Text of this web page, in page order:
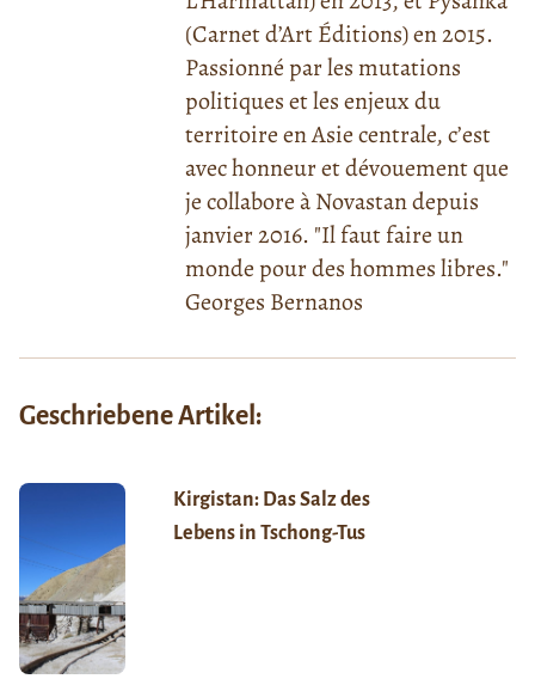
(Carnet d’Art Éditions) en 2015.
Passionné par les mutations
politiques et les enjeux du
territoire en Asie centrale, c’est
avec honneur et dévouement que
je collabore à Novastan depuis
janvier 2016. "Il faut faire un
monde pour des hommes libres."
Georges Bernanos
Geschriebene Artikel:
Kirgistan: Das Salz des
Lebens in Tschong-Tus